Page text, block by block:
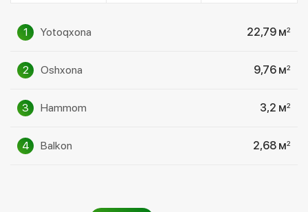
1 Yotoqxona 22,79 м2
2 Oshxona 9,76 м2
3 Hammom 3,2 м2
4 Balkon 2,68 м2